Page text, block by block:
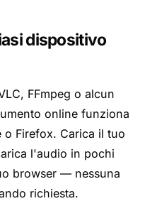
dispositivo
FFmpeg o alcun
online funziona
o Firefox. Carica il tuo
l'audio in pochi
browser — nessuna
richiesta.